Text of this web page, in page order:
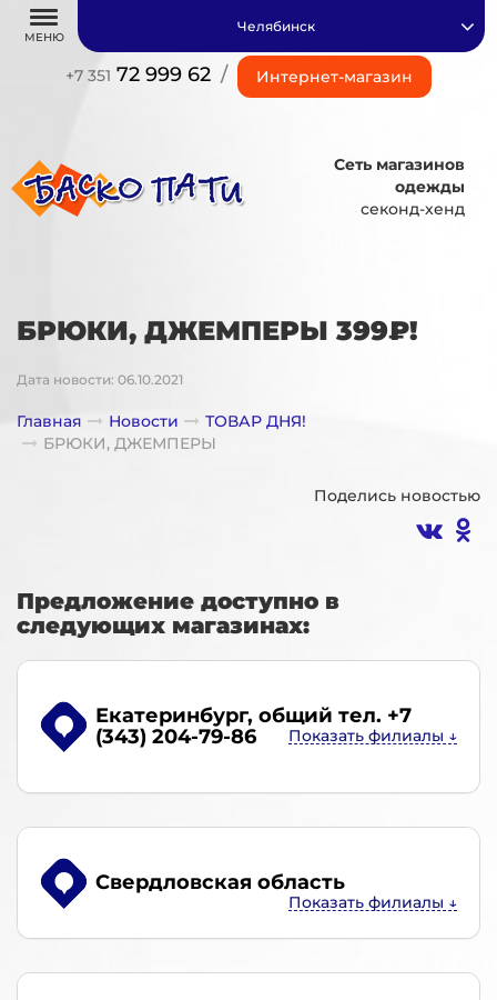
МЕНЮ
+7 351 72 999 62 / Интернет-магазин
Челябинск
Сеть магазинов
одежды
секонд-хенд
БРЮКИ, ДЖЕМПЕРЫ 399₽!
Дата новости: 06.10.2021
Главная Новости
ТОВАР ДНЯ!
БРЮКИ, ДЖЕМПЕРЫ
Поделись новостью
Предложение доступно в
следующих магазинах:
Екатеринбург, общий тел. +7
(343) 204-79-86
Свердловская область